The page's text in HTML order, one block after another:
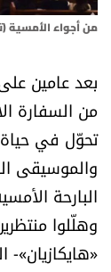
خاص الموقع
كتّابنا
تحت
آراء
اقتصاد
من أجواء الأمسية
بعد عامين
من السفارة
تحوّل في حياة
والموسيقى
البارحة
وهلّلوا
«هايكازيان»-